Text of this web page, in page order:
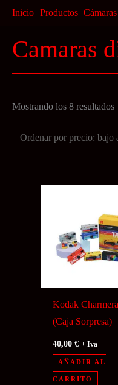
al
contenido
Inicio Productos
Camaras
Mostrando los 8 resultados
Kodak Charmera
(Caja Sorpresa)
40,00€ + Iva
AÑADIR AL
CARRITO